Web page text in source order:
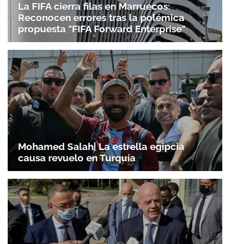
La FIFA cierra filas en Marruecos:
Reconocen errores tras la polémica
propuesta "FIFA Forward Enterprise"
Mohamed Salah| La estrella egipcia
causa revuelo en Turquía